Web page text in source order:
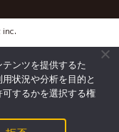
ンツを提供するた
状況や分析を目的と
するかを選択する権